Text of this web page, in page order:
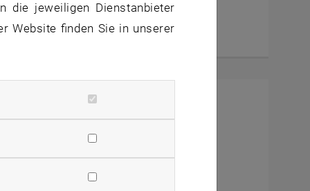
die jeweiligen Dienstanbieter
Website finden Sie in unserer